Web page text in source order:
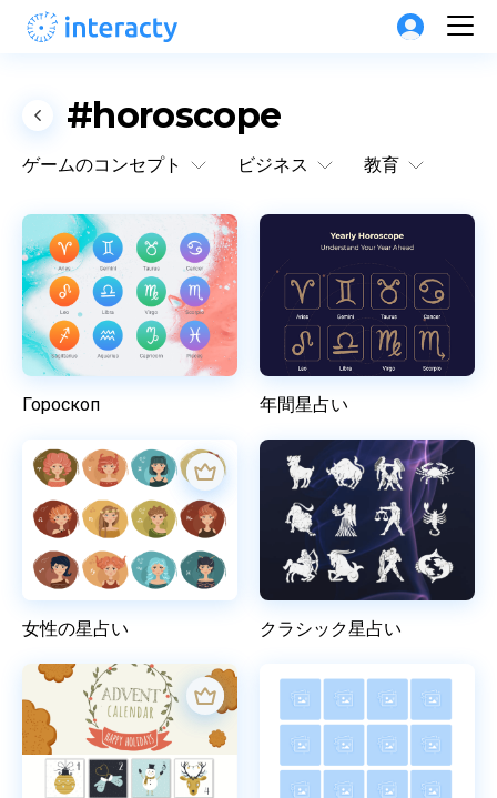
#horoscope
ゲームのコンセプト ビジネス 教育
Гороскоп 年間星占い
女性の星占い クラシック星占い